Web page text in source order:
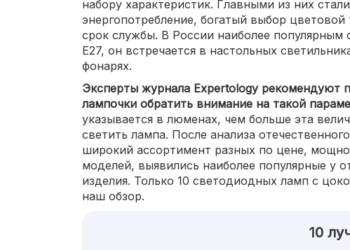
набору характеристик. Главными из них
энергопотребление, богатый выбор
срок службы. В России наиболее популярным
Е27, он встречается в настольных
фонарях.
Эксперты журнала Expertology рекомендуют
лампочки обратить внимание на такой
указывается в люменах, чем больше эта
светить лампа. После анализа
широкий ассортимент разных по цене,
моделей, выявились наиболее популярные у
изделия. Только 10 светодиодных ламп с
наш обзор.
10